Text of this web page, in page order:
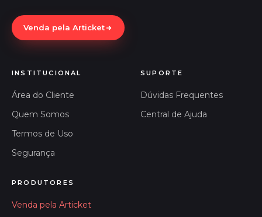
Venda pela Articket
INSTITUCIONAL
Área do Cliente
Quem Somos
Termos de Uso
Segurança
SUPORTE
Dúvidas Frequentes
Central de Ajuda
PRODUTORES
Venda pela Articket